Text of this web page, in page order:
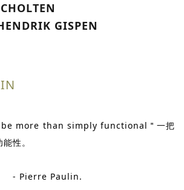
GISPEN
more than simply functional＂一把
性。
Paulin.